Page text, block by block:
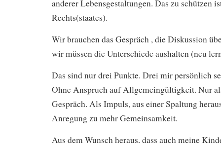
anderer Lebensgestaltungen. Das zu schützen
Rechts(staates).
Wir brauchen das Gespräch , die Diskussion
wir müssen die Unterschiede aushalten (neu
Das sind nur drei Punkte. Drei mir persönlich
Ohne Anspruch auf Allgemeingültigkeit. Nur
Gespräch. Als Impuls, aus einer Spaltung
Anregung zu mehr Gemeinsamkeit.
Aus dem Wunsch heraus, dass auch meine